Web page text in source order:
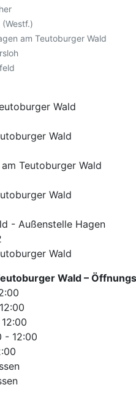
am Teutoburger Wald
Wald
Wald
Teutoburger Wald
Wald
- Außenstelle Hagen
Wald
Wald –
- 12:00